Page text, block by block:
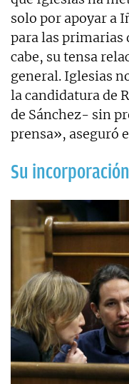
solo por apoyar a
para las primarias
cabe, su tensa
general. Iglesias
la candidatura de
de Sánchez- sin
prensa», aseguró
Su